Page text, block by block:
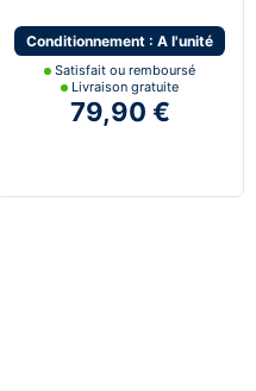
Conditionnement : A l'unité
Satisfait ou remboursé
Livraison gratuite
79,90 €